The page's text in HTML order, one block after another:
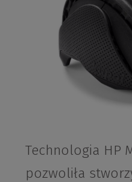
Technologia HP
pozwoliła